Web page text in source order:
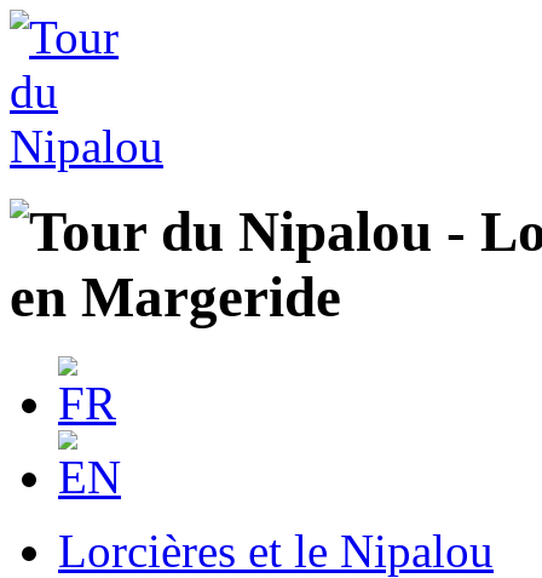
Lorcières et le Nipalou